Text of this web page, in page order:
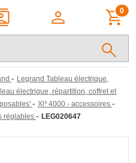
0
- Legrand Tableau électrique,
électrique, répartition, coffret et
- Xl³ 4000 - accessoires -
réglables - LEG020647